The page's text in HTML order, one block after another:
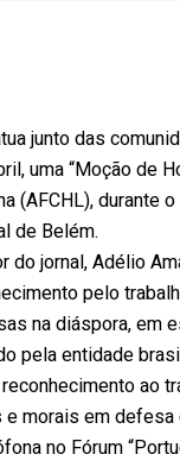
junto das
uma “Moção de
(AFCHL), durante
de Belém.
jornal, Adélio
pelo
na diáspora, em
pela entidade
ao
morais em defesa
no Fórum